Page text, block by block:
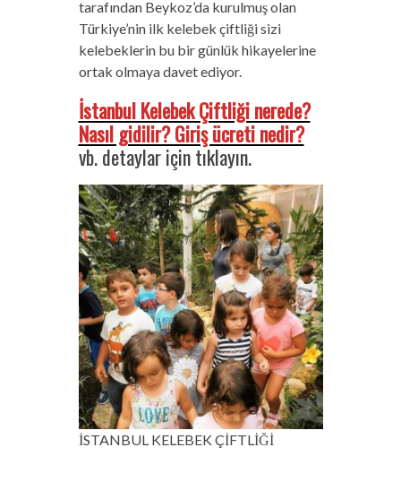
tarafından Beykoz’da kurulmuş olan
Türkiye’nin ilk kelebek çiftliği sizi
kelebeklerin bu bir günlük hikayelerine
ortak olmaya davet ediyor.
İstanbul Kelebek Çiftliği nerede?
Nasıl gidilir? Giriş ücreti nedir?
vb. detaylar için tıklayın.
İSTANBUL KELEBEK ÇİFTLİĞİ